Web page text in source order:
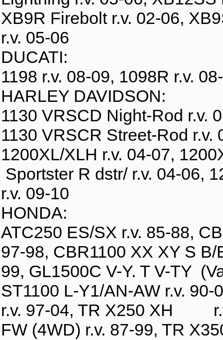
XB9R Firebolt r.v. 02-06,
r.v. 05-06
DUCATI:
1198 r.v. 08-09, 1098R r.v.
HARLEY DAVIDSON:
1130 VRSCD Night-Rod r.v.
1130 VRSCR Street-Rod r.v.
1200XL/XLH r.v. 04-07,
Sportster R dstr/ r.v. 04-06,
r.v. 09-10
HONDA:
ATC250 ES/SX r.v. 85-88,
97-98, CBR1100 XX XY S
99, GL1500C V-Y. T V-TY
ST1100 L-Y1/AN-AW r.v.
r.v. 97-04, TR X250 XH
FW (4WD) r.v. 87-99, TR